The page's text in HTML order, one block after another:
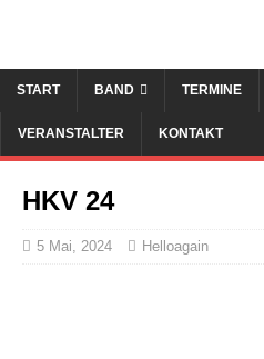
START BAND TERMINE
VERANSTALTER KONTAKT
HKV 24
5 Mai, 2024 Helloagain